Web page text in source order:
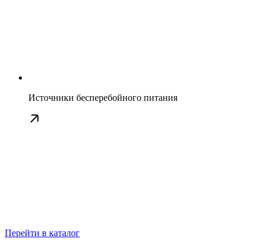
Источники бесперебойного питания
Перейти в каталог